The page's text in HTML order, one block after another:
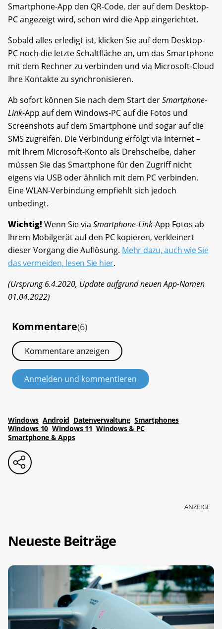
Smartphone-App den QR-Code, der auf dem Desktop-
PC angezeigt wird, schon wird die App eingerichtet.
Sobald alles erledigt ist, klicken Sie auf dem Desktop-
PC noch die letzte Schaltfläche an, um das Smartphone
mit dem Rechner zu verbinden und via Microsoft-Cloud
Ihre Kontakte zu synchronisieren.
Ab sofort können Sie nach dem Start derSmartphone-
Link-App auf dem Windows-PC auf die Fotos und
Screenshots auf dem Smartphone und sogar auf die
SMS zugreifen. Die Verbindung erfolgt via Internet –
mit Ihrem Microsoft-Konto als Drehscheibe, daher
müssen Sie das Smartphone für den Zugriff nicht
eigens via USB oder ähnlich mit dem PC verbinden.
Eine WLAN-Verbindung empfiehlt sich jedoch
unbedingt.
Wichtig! Wenn Sie via Smartphone-Link-App Fotos ab
Ihrem Mobilgerät auf den PC kopieren, verkleinert
dieser Vorgang die Auflösung. Mehr dazu, auch wie Sie
das vermeiden, lesen Sie hier.
(Ursprung 6.4.2020, Update aufgrund neuen App-Namen
01.04.2022)
Kommentare(6)
Kommentare anzeigen
Anmelden und kommentieren
Windows Android Datenverwaltung Smartphones
Windows 10 Windows 11 Windows & PC
Smartphone & Apps
ANZEIGE
Neueste Beiträge